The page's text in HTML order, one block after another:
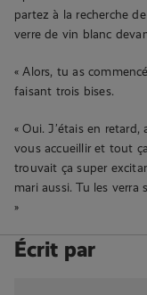
partez à la recherche
verre de vin blanc
« Alors, tu as
faisant trois bises.
« Oui. J’étais en
vous accueillir et tout
trouvait ça super
mari aussi. Tu les verra
»
Écrit par